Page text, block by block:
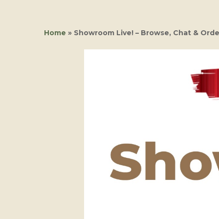
Home » Showroom Live! – Browse, Chat &